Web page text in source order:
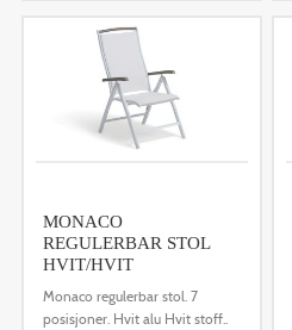
MONACO
REGULERBAR STOL
HVIT/HVIT
Monaco regulerbar stol. 7
posisjoner. Hvit alu Hvit stoff..